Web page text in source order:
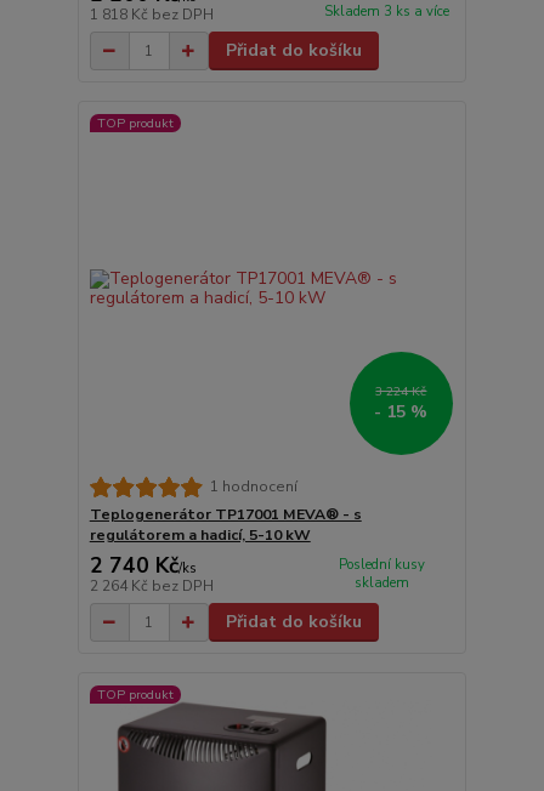
1 818 Kč bez DPH Skladem 3 ks a více
Přidat do košíku
TOP produkt
3 224 Kč
- 15 %
1 hodnocení
Teplogenerátor TP17001 MEVA® - s
regulátorem a hadicí, 5-10 kW
2 740 Kč/ks
2 264 Kč bez DPH
Poslední kusy
skladem
Přidat do košíku
TOP produkt